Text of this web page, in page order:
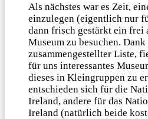
Als nächstes war es Zeit,
einzulegen (eigentlich nur
dann frisch gestärkt ein frei
Museum zu besuchen.
zusammengestellter Liste,
für uns interessantes
dieses in Kleingruppen zu
entschieden sich für die
Ireland, andere für das
Ireland (natürlich beide